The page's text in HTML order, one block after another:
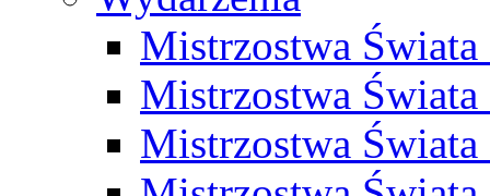
Mistrzostwa
Mistrzostwa
Mistrzostwa